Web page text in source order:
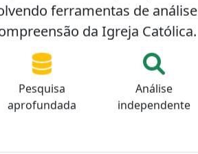
ferramentas de análise
da Igreja Católica.
Pesquisa
aprofundada
Análise
independente